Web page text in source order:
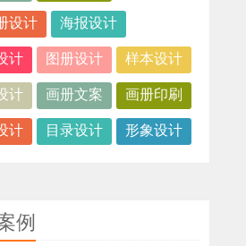
设计 海报设计
计 图册设计 样本设计
计 画册文案 画册印刷
计 目录设计 形象设计
例